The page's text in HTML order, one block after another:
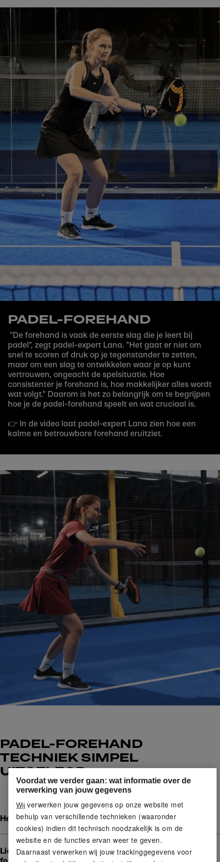
PADEL-FOREHAND
"De forehand is vaak de eerste slag die je leert bij
padel", zegt padel-expert Lana. "Het gaat er niet om
snel te scoren of druk op je tegenstander te zetten,
maar om een ​​slag te ontwikkelen waar je op kunt
vertrouwen, ongeacht de spelsituatie. Hoe
consistenter je forehand is, hoe makkelijker alles wordt
wat volgt." Daarom is het zo belangrijk om te begrijpen
hoe je de padel-forehand speelt en wat cruciaal is.
👉 In de video laat padel-expert Lana zien hoe een
kalme en betrouwbare forehand eruitziet.
PADEL-FOREHAND
TECHNIEK SIMPEL
UITGELEGD
Het basisidee van de padel-forehand
Lichaamshouding en contactpunt van de padel-
Voordat we verder gaan: wat informatie over de
verwerking van jouw gegevens
Wij verwerken jouw gegevens op onze website met
behulp van verschillende technieken (waaronder
cookies) indien dit technisch noodzakelijk is om de
website en de functies ervan weer te geven.
Daarnaast verwerken wij jouw trackinggegevens voor